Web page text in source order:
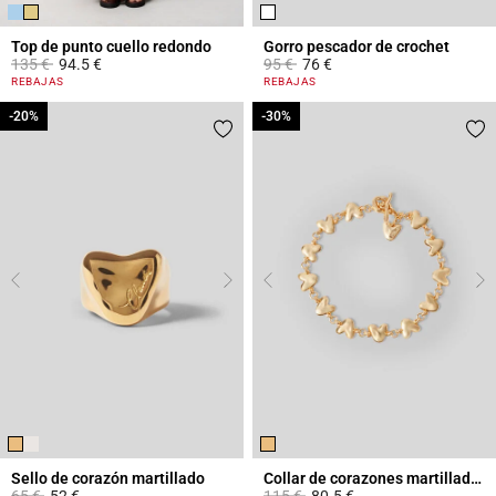
Top de punto cuello redondo
Price reduced from
135 €to94.5 €
3,3 out of 5 Customer Rating
REBAJAS
Gorro pescador de crochet
Price reduced from
95 €to76 €
4,8 out of 5 Customer Rating
REBAJAS
Sello de corazón martillado
-20%
-20%
Collar de corazones martillados
-30%
-30%